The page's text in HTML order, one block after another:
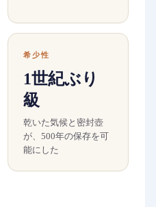
希少性
1世紀ぶり
級
乾いた気候と密封壺
が、500年の保存を可
能にした